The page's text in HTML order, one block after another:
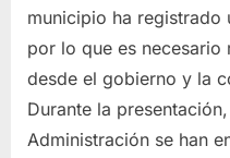
municipio ha registrado
por lo que es
desde el gobierno y la
Durante la
Administración se han